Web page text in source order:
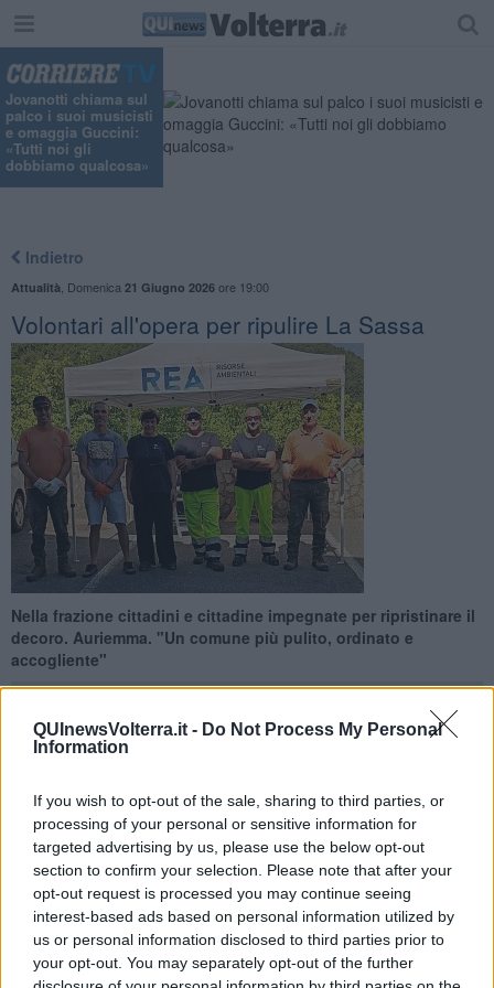
QUInewsVolterra.it - Do Not Process My Personal
Information
If you wish to opt-out of the sale, sharing to third parties, or
processing of your personal or sensitive information for
targeted advertising by us, please use the below opt-out
section to confirm your selection. Please note that after your
opt-out request is processed you may continue seeing
interest-based ads based on personal information utilized by
us or personal information disclosed to third parties prior to
your opt-out. You may separately opt-out of the further
Jovanotti chiama sul
palco i suoi musicisti
e omaggia Guccini:
«Tutti noi gli
dobbiamo qualcosa»
Indietro
Attualità Domenica 21 Giugno 2026ore 19:00
Volontari all'opera per ripulire La Sassa
Nella frazione cittadini e cittadine impegnate per ripristinare il
decoro. Auriemma. "Un comune più pulito, ordinato e
accogliente"
MONTECATINI VALDICECINA —È arrivata anche alla
Sassal'iniziativa "Sgombratutto" , con diversi cittadini e cittadine
che hanno partecipato alla pulizia e al ripristino del decoro della
frazione di Montecatini Valdicecina.
"Questo progetto, che abbiamo fortemente voluto e avviato sin dal
nostro insediamento, si conferma un servizio fondamentale,
concreto e vicinissimo alle necessità di tutta la comunità - ha
spiegato il sindacoFrancesco Auriemma- vedere la risposta così